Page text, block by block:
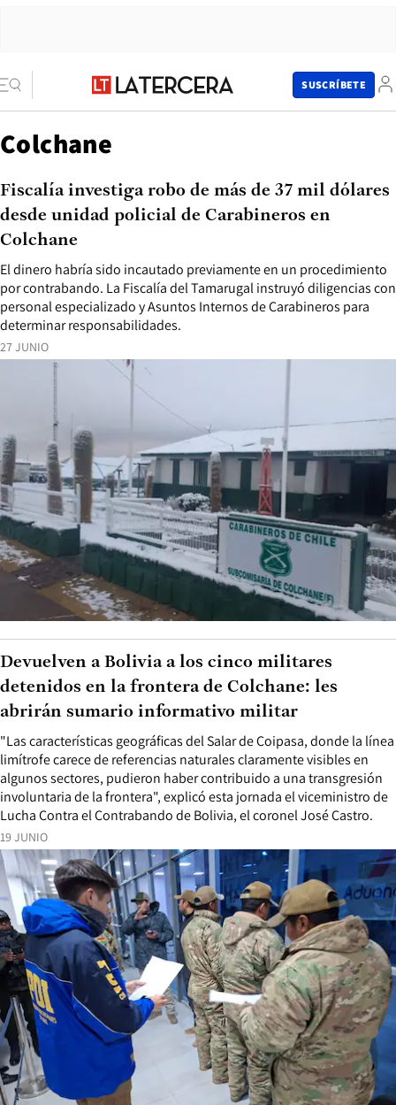
SUSCRÍBETE
Colchane
27 JUNIO
El dinero habría sido incautado previamente en un procedimiento
por contrabando. La Fiscalía del Tamarugal instruyó diligencias con
personal especializado y Asuntos Internos de Carabineros para
determinar responsabilidades.
Fiscalía investiga robo de más de 37 mil dólares
desde unidad policial de Carabineros en
Colchane
19 JUNIO
"Las características geográficas del Salar de Coipasa, donde la línea
limítrofe carece de referencias naturales claramente visibles en
algunos sectores, pudieron haber contribuido a una transgresión
involuntaria de la frontera", explicó esta jornada el viceministro de
Lucha Contra el Contrabando de Bolivia, el coronel José Castro.
Devuelven a Bolivia a los cinco militares
detenidos en la frontera de Colchane: les
abrirán sumario informativo militar